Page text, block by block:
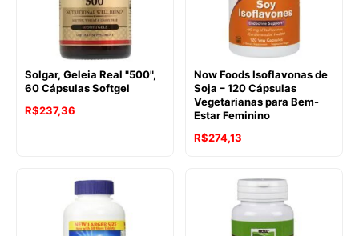
Solgar, Geleia Real "500",
60 Cápsulas Softgel
R$237,36
Now Foods Isoflavonas de
Soja – 120 Cápsulas
Vegetarianas para Bem-
Estar Feminino
R$274,13